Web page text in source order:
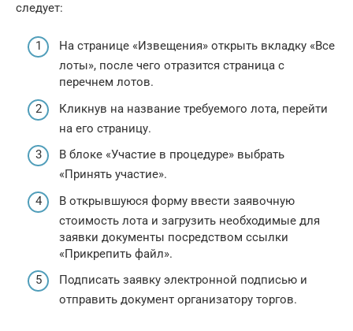
следует:
На странице «Извещения» открыть вкладку «Все
лоты», после чего отразится страница с
перечнем лотов.
Кликнув на название требуемого лота, перейти
на его страницу.
В блоке «Участие в процедуре» выбрать
«Принять участие».
В открывшуюся форму ввести заявочную
стоимость лота и загрузить необходимые для
заявки документы посредством ссылки
«Прикрепить файл».
Подписать заявку электронной подписью и
отправить документ организатору торгов.